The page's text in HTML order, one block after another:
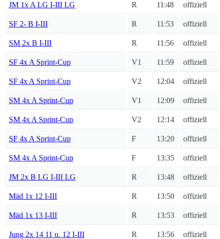
JM 1x A LG I-III LG R 11:48 offiziell
SF 2- B I-III R 11:53 offiziell
SM 2x B I-III R 11:56 offiziell
SF 4x A Sprint-Cup V1 11:59 offiziell
SF 4x A Sprint-Cup V2 12:04 offiziell
SM 4x A Sprint-Cup V1 12:09 offiziell
SM 4x A Sprint-Cup V2 12:14 offiziell
SF 4x A Sprint-Cup F 13:20 offiziell
SM 4x A Sprint-Cup F 13:35 offiziell
JM 2x B LG I-III LG R 13:48 offiziell
Mäd 1x 12 I-III R 13:50 offiziell
Mäd 1x 13 I-III R 13:53 offiziell
Jung 2x 14 11 u. 12 I-III R 13:56 offiziell